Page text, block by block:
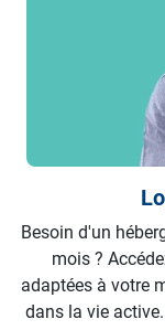
Besoin d'un
mois ?
adaptées à votre
dans la vie